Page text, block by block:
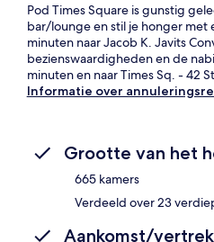
Pod Times Square is gunstig
bar/lounge en stil je honger
minuten naar Jacob K. Javits
bezienswaardigheden en de
minuten en naar Times Sq. - 42
Informatie over
Grootte van het
665 kamers
Verdeeld over 23
Aankomst/vertrek